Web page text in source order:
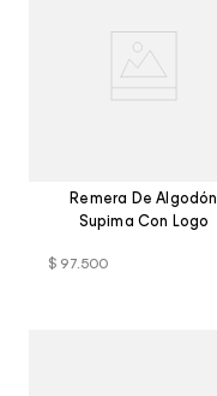
Remera De Algodón
Supima Con Logo
$ 97.500